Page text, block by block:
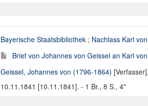
Bayerische Staatsbibliothek ; Nachlass Karl
Brief von Johannes von Geissel an Karl
Geissel, Johannes von (1796-1864)
10.11.1841 [10.11.1841]. - 1 Br., 8 S., 4"